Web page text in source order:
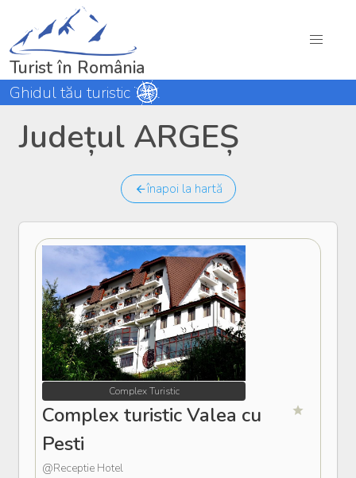
Turist în România
Ghidul tău turistic
Județul ARGEȘ
înapoi la hartă
Complex Turistic
Complex turistic Valea cu
Pesti
@Receptie Hotel